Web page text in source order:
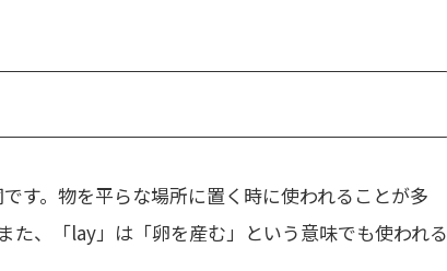
す。物を平らな場所に置く時に使われることが多
た、「lay」は「卵を産む」という意味でも使われる